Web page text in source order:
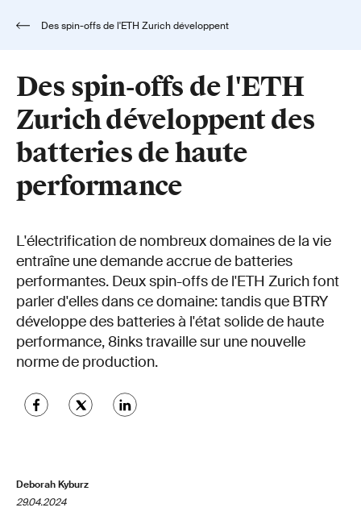
Des spin-offs de l'ETH
Zurich développent des
batteries de haute
performance
L'électrification de nombreux domaines de la vie
entraîne une demande accrue de batteries
performantes. Deux spin-offs de l'ETH Zurich font
parler d'elles dans ce domaine: tandis que BTRY
développe des batteries à l'état solide de haute
performance, 8inks travaille sur une nouvelle
norme de production.
Deborah Kyburz
29.04.2024